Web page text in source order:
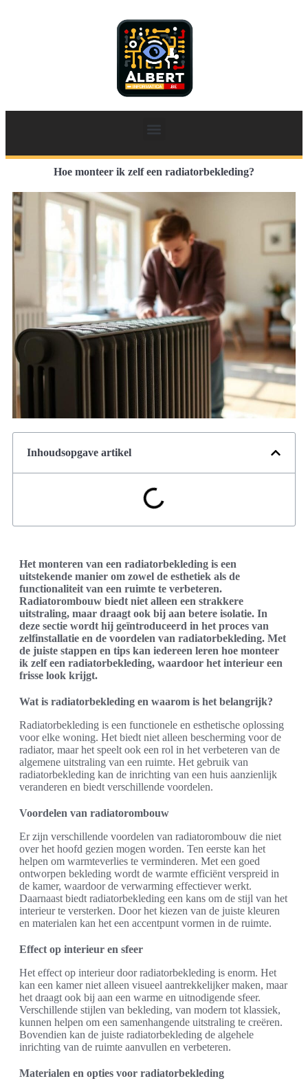
Hoe monteer ik zelf een radiatorbekleding?
Inhoudsopgave artikel
Het monteren van een radiatorbekleding is een
uitstekende manier om zowel de esthetiek als de
functionaliteit van een ruimte te verbeteren.
Radiatorombouw biedt niet alleen een strakkere
uitstraling, maar draagt ook bij aan betere isolatie. In
deze sectie wordt hij geïntroduceerd in het proces van
zelfinstallatie en de voordelen van radiatorbekleding. Met
de juiste stappen en tips kan iedereen leren hoe monteer
ik zelf een radiatorbekleding, waardoor het interieur een
frisse look krijgt.
Wat is radiatorbekleding en waarom is het belangrijk?
Radiatorbekleding is een functionele en esthetische oplossing
voor elke woning. Het biedt niet alleen bescherming voor de
radiator, maar het speelt ook een rol in het verbeteren van de
algemene uitstraling van een ruimte. Het gebruik van
radiatorbekleding kan de inrichting van een huis aanzienlijk
veranderen en biedt verschillende voordelen.
Voordelen van radiatorombouw
Er zijn verschillende voordelen van radiatorombouw die niet
over het hoofd gezien mogen worden. Ten eerste kan het
helpen om warmteverlies te verminderen. Met een goed
ontworpen bekleding wordt de warmte efficiënt verspreid in
de kamer, waardoor de verwarming effectiever werkt.
Daarnaast biedt radiatorbekleding een kans om de stijl van het
interieur te versterken. Door het kiezen van de juiste kleuren
en materialen kan het een accentpunt vormen in de ruimte.
Effect op interieur en sfeer
Het effect op interieur door radiatorbekleding is enorm. Het
kan een kamer niet alleen visueel aantrekkelijker maken, maar
het draagt ook bij aan een warme en uitnodigende sfeer.
Verschillende stijlen van bekleding, van modern tot klassiek,
kunnen helpen om een samenhangende uitstraling te creëren.
Bovendien kan de juiste radiatorbekleding de algehele
inrichting van de ruimte aanvullen en verbeteren.
Materialen en opties voor radiatorbekleding